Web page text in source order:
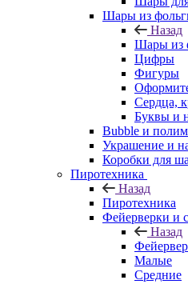
Шары из
Назад
Шары из
Цифры
Фигуры
Сердца,
Буквы и
Bubble и
Украшение и
Коробки для
Пиротехника
Назад
Пиротехника
Фейерверки и
Назад
Малые
Средние